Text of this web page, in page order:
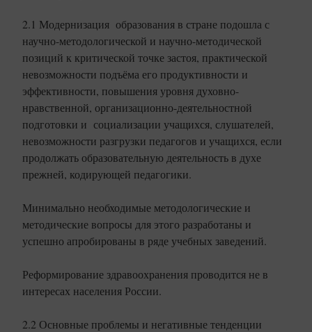
2.1 Модернизация образования в стране подошла с
научно-методологической и научно-методической
позиций к критической точке застоя, практической
невозможности подъёма его продуктивности и
эффективности, повышения уровня духовно-
нравственной, организационно-деятельностной
подготовки и социализации учащихся, слушателей,
невозможности разгрузки педагогов и учащихся, если
продолжать образовательную деятельность в духе
прежней, кодирующей педагогики.
Минимально необходимые методологические и
методические вопросы для этого разработаны и
успешно апробированы в ряде учебных заведений.
Реформирование здравоохранения проводится не в
интересах населения России.
2.2 Основные проблемы и негативные тенденции